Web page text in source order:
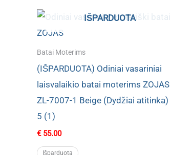
IŠPARDUOTA
Batai Moterims
(IŠPARDUOTA) Odiniai vasariniai
laisvalaikio batai moterims ZOJAS
ZL-7007-1 Beige (Dydžiai atitinka)
5 (1)
€55.00
Išparduota